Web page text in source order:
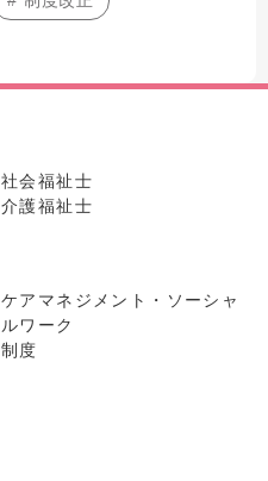
社会福祉士
介護福祉士
ケアマネジメント・ソーシャ
ルワーク
制度